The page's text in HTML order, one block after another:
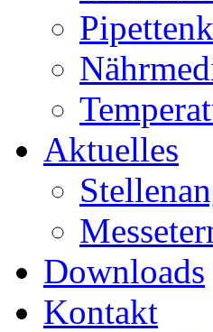
Aktuelles
Downloads
Kontakt